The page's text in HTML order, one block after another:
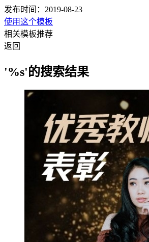
发布时间：2019-08-23
使用这个模板
相关模板推荐
返回
'%s'的搜索结果